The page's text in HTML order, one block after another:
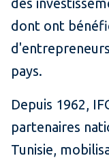
dont ont
pays.
Depuis 1962,
partenaires
Tunisie,